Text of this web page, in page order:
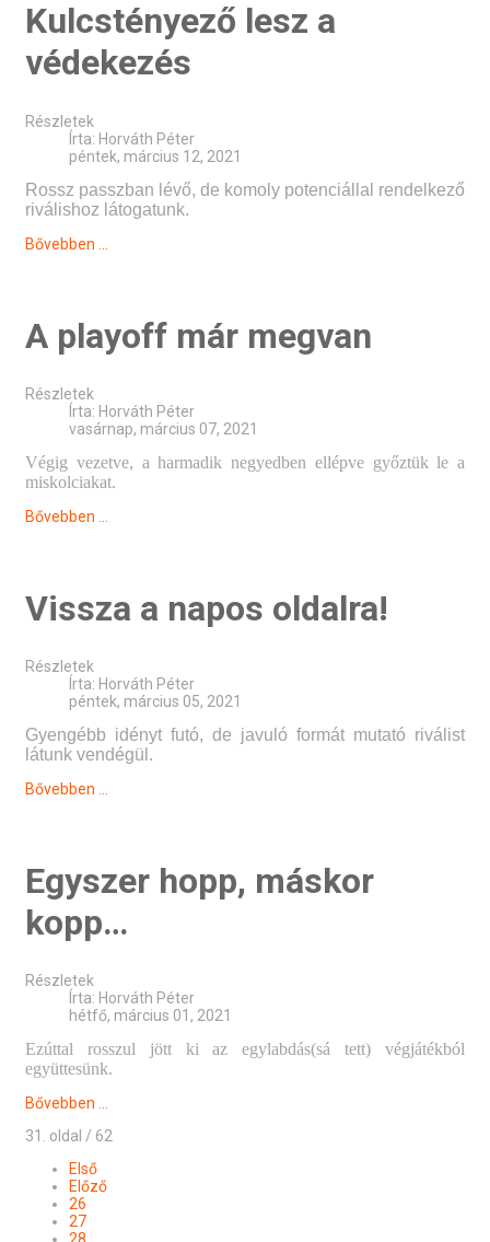
Kulcstényező lesz a
védekezés
Részletek
Írta: Horváth Péter
péntek, március 12, 2021
Rossz passzban lévő, de komoly potenciállal rendelkező
riválishoz látogatunk.
Bővebben ...
A playoff már megvan
Részletek
Írta: Horváth Péter
vasárnap, március 07, 2021
Végig vezetve, a harmadik negyedben ellépve győztük le a
miskolciakat.
Bővebben ...
Vissza a napos oldalra!
Részletek
Írta: Horváth Péter
péntek, március 05, 2021
Gyengébb idényt futó, de javuló formát mutató riválist
látunk vendégül.
Bővebben ...
Egyszer hopp, máskor
kopp…
Részletek
Írta: Horváth Péter
hétfő, március 01, 2021
Ezúttal rosszul jött ki az egylabdás(sá tett) végjátékból
együttesünk.
Bővebben ...
31. oldal / 62
Első
Előző
26
27